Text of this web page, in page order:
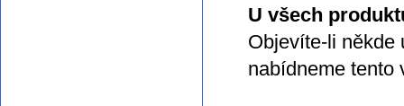
U všech
Objevíte-li někde
nabídneme tento